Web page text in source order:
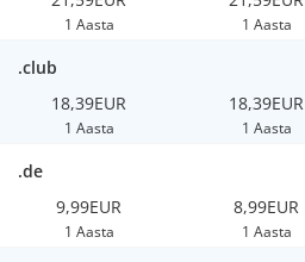
1 Aasta 1 Aasta
.club
18,39EUR
1 Aasta
18,39EUR
1 Aasta
.de
9,99EUR
1 Aasta
8,99EUR
1 Aasta